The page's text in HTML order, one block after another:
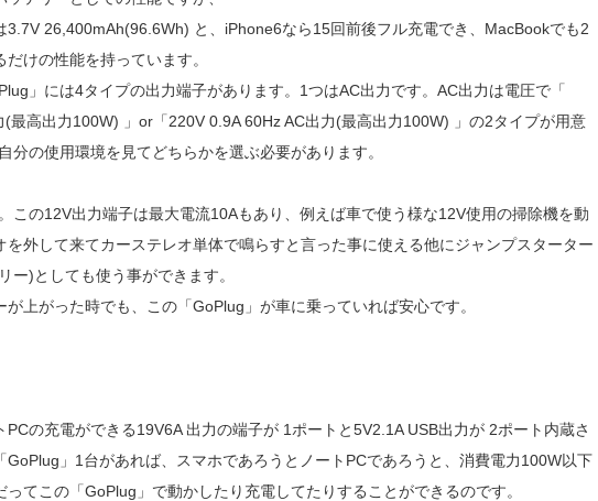
3.7V 26,400mAh(96.6Wh) と、iPhone6なら15回前後フル充電でき、MacBookでも2
けの性能を持っています。
」には4タイプの出力端子があります。1つはAC出力です。AC出力は電圧で「
(最高出力100W) 」or「220V 0.9A 60Hz AC出力(最高出力100W) 」の2タイプが用意
分の使用環境を見てどちらかを選ぶ必要があります。
この12V出力端子は最大電流10Aもあり、例えば車で使う様な12V使用の掃除機を動
を外して来てカーステレオ単体で鳴らすと言った事に使える他にジャンプスターター
ー)としても使う事ができます。
上がった時でも、この「GoPlug」が車に乗っていれば安心です。
PCの充電ができる19V6A 出力の端子が 1ポートと5V2.1A USB出力が 2ポート内蔵さ
GoPlug」1台があれば、スマホであろうとノートPCであろうと、消費電力100W以下
てこの「GoPlug」で動かしたり充電してたりすることができるのです。